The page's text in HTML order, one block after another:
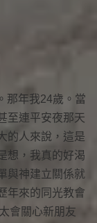
那年我24歲。當
至連平安夜那天
的人來說，這是
想，我真的好渴
與神建立關係就
年來的同光教會
會關心新朋友